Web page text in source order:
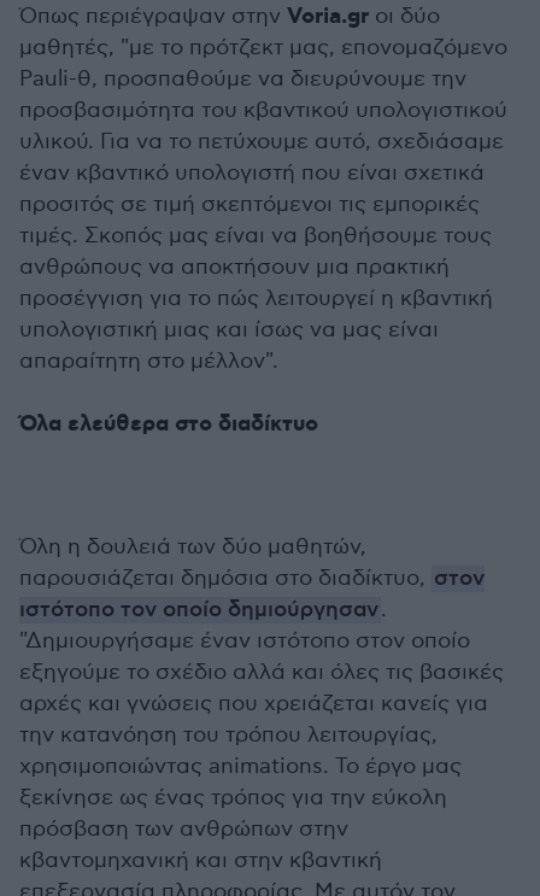
Όπως περιέγραψαν στην Voria.gr οι δύο
μαθητές, "με το πρότζεκτ μας, επονομαζόμενο
Pauli-θ, προσπαθούμε να διευρύνουμε την
προσβασιμότητα του κβαντικού υπολογιστικού
υλικού. Για να το πετύχουμε αυτό, σχεδιάσαμε
έναν κβαντικό υπολογιστή που είναι σχετικά
προσιτός σε τιμή σκεπτόμενοι τις εμπορικές
τιμές. Σκοπός μας είναι να βοηθήσουμε τους
ανθρώπους να αποκτήσουν μια πρακτική
προσέγγιση για το πώς λειτουργεί η κβαντική
υπολογιστική μιας και ίσως να μας είναι
απαραίτητη στο μέλλον".
Όλα ελεύθερα στο διαδίκτυο
Όλη η δουλειά των δύο μαθητών,
παρουσιάζεται δημόσια στο διαδίκτυο, στον
ιστότοπο τον οποίο δημιούργησαν.
"Δημιουργήσαμε έναν ιστότοπο στον οποίο
εξηγούμε το σχέδιο αλλά και όλες τις βασικές
αρχές και γνώσεις που χρειάζεται κανείς για
την κατανόηση του τρόπου λειτουργίας,
χρησιμοποιώντας animations. Το έργο μας
ξεκίνησε ως ένας τρόπος για την εύκολη
πρόσβαση των ανθρώπων στην
κβαντομηχανική και στην κβαντική